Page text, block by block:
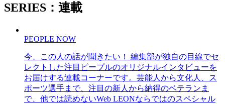
SERIES：連載
PEOPLE NOW
今、この人の話が聞きたい！ 編集部が独自の目線でセ
レクトした注目ピープルのオリジナルインタビューを
お届けする連載コーナーです。芸能人から文化人、ス
ポーツ選手まで、注目の新人から納得のベテランま
で、他では読めないWeb LEONならではのスペシャル